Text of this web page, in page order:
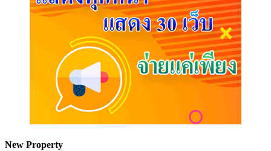
New Property